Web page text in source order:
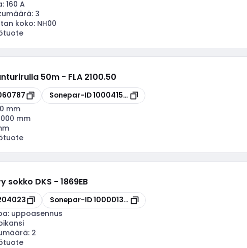
160 A
3
koko: NH00
50m - FLA 2100.50
Kopioi
Sonepar-ID100041558
mm
mm
sokko DKS - 1869EB
Kopioi
Sonepar-ID100001375
uppoasennus
2